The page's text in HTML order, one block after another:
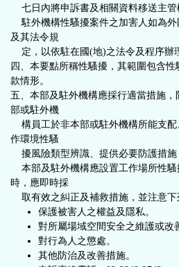
七日內將申訴書及相關資料移送主管
駐外機構性騷擾案件之加害人如為
及其法令規
定，以依駐在國(地)之法令及程序辦
四、本要點所稱性騷擾，其範圍包含
款情形。
五、本部及駐外機構應採行適當措施
部或駐外機
構員工於非本部或駐外機構所能支
作環境性騷
擾風險類型辨識、提供必要防護措施
本部及駐外機構應設置工作場所性
時，應即時採
取有效之糾正及補救措施，並注意下
保護被害人之權益及隱私。
對所屬場域空間安全之維護或改
對行為人之懲處。
其他防治及改善措施。